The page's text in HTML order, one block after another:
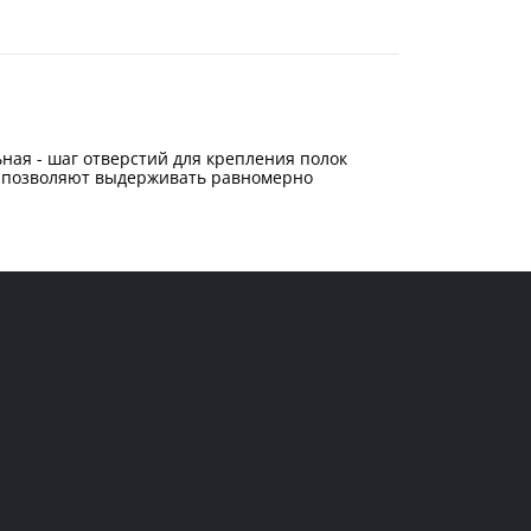
- шаг отверстий для крепления полок
выдерживать равномерно